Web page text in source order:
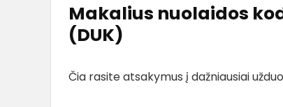
Makalius nuolaidos
(DUK)
Čia rasite atsakymus į dažniausiai